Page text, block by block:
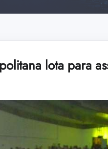
lota para